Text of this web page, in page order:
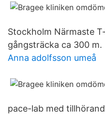
Stockholm Närmaste
gångsträcka ca 300 m.
Anna adolfsson umeå
pace-lab med